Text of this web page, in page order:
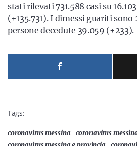
stati rilevati 731.588 casi su
(+135.731). I dimessi guariti sono
persone decedute 39.059 (+233).
Tags:
coronavirus messina
coronavirus